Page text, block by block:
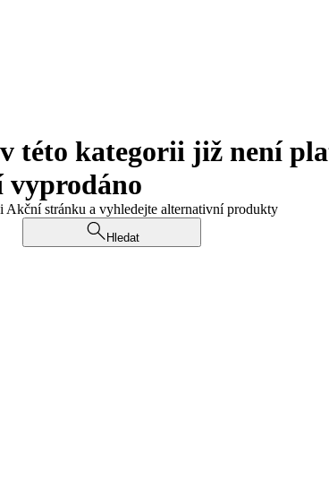
této kategorii již není
vyprodáno
Akční stránku a vyhledejte alternativní produkty
Hledat